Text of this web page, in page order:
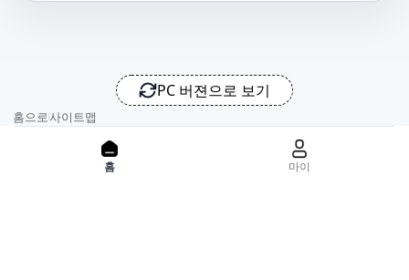
PC 버젼으로 보기
홈으로사이트맵
위치기반서비스 이용약관
홈 마이